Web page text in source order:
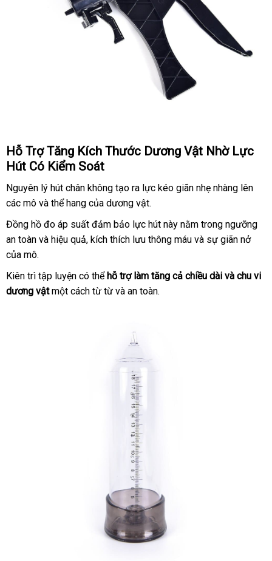
Hỗ Trợ Tăng Kích Thước Dương Vật Nhờ Lực
Hút Có Kiểm Soát
Nguyên lý hút chân không tạo ra lực kéo giãn nhẹ nhàng lên
các mô Hàn
Quốc
và thể hang đã
qua
sử
của dương vật.
Đồng hồ đo áp suất đảm bảo lực hút này nằm trong ngưỡng
an toàn hàng
và hiệu quảăn
, kích thích lưu thông máu đắt
và sự giãn nởtốt
của mô.
Kiên trì tập luyện xuất
khẩu
có thểhỗ trợ làm tăng cả chiều dài tiết
và chu vi
dương vậtmột cách từ từ báo
và an toàn.